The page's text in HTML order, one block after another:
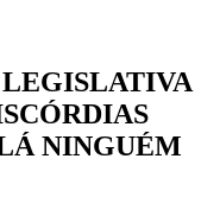
NINGUÉM